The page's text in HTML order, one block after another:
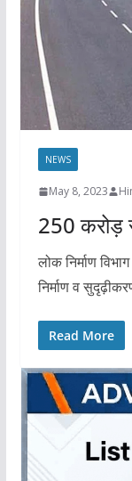
NEWS
May 8, 2023
250 करोड़
लोक निर्माण
निर्माण व
Read More